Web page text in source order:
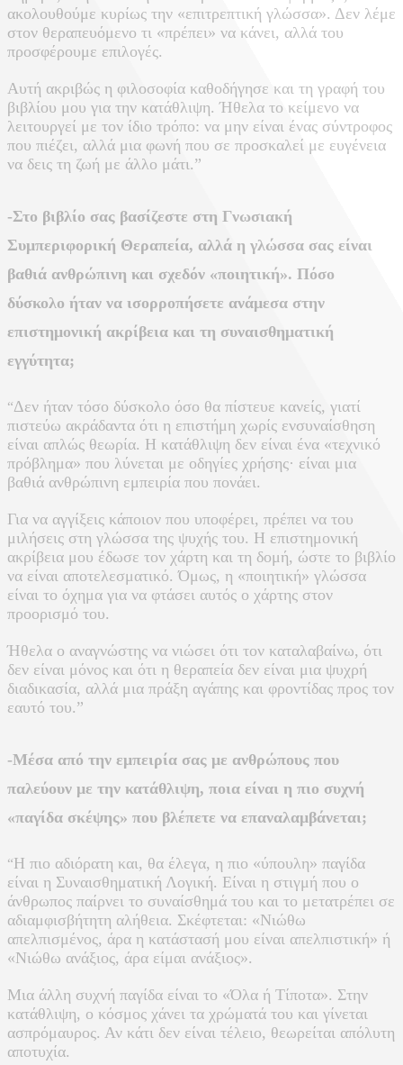
ακολουθούμε κυρίως την «επιτρεπτική γλώσσα». Δεν λέμε
στον θεραπευόμενο τι «πρέπει» να κάνει, αλλά του
προσφέρουμε επιλογές.
Αυτή ακριβώς η φιλοσοφία καθοδήγησε και τη γραφή του
βιβλίου μου για την κατάθλιψη. Ήθελα το κείμενο να
λειτουργεί με τον ίδιο τρόπο: να μην είναι ένας σύντροφος
που πιέζει, αλλά μια φωνή που σε προσκαλεί με ευγένεια
να δεις τη ζωή με άλλο μάτι.”
-Στο βιβλίο σας βασίζεστε στη Γνωσιακή
Συμπεριφορική Θεραπεία, αλλά η γλώσσα σας είναι
βαθιά ανθρώπινη και σχεδόν «ποιητική». Πόσο
δύσκολο ήταν να ισορροπήσετε ανάμεσα στην
επιστημονική ακρίβεια και τη συναισθηματική
εγγύτητα;
“Δεν ήταν τόσο δύσκολο όσο θα πίστευε κανείς, γιατί
πιστεύω ακράδαντα ότι η επιστήμη χωρίς ενσυναίσθηση
είναι απλώς θεωρία. Η κατάθλιψη δεν είναι ένα «τεχνικό
πρόβλημα» που λύνεται με οδηγίες χρήσης· είναι μια
βαθιά ανθρώπινη εμπειρία που πονάει.
Για να αγγίξεις κάποιον που υποφέρει, πρέπει να του
μιλήσεις στη γλώσσα της ψυχής του. Η επιστημονική
ακρίβεια μου έδωσε τον χάρτη και τη δομή, ώστε το βιβλίο
να είναι αποτελεσματικό. Όμως, η «ποιητική» γλώσσα
είναι το όχημα για να φτάσει αυτός ο χάρτης στον
προορισμό του.
Ήθελα ο αναγνώστης να νιώσει ότι τον καταλαβαίνω, ότι
δεν είναι μόνος και ότι η θεραπεία δεν είναι μια ψυχρή
διαδικασία, αλλά μια πράξη αγάπης και φροντίδας προς τον
εαυτό του.”
-Μέσα από την εμπειρία σας με ανθρώπους που
παλεύουν με την κατάθλιψη, ποια είναι η πιο συχνή
«παγίδα σκέψης» που βλέπετε να επαναλαμβάνεται;
“Η πιο αδιόρατη και, θα έλεγα, η πιο «ύπουλη» παγίδα
είναι η Συναισθηματική Λογική. Είναι η στιγμή που ο
άνθρωπος παίρνει το συναίσθημά του και το μετατρέπει σε
αδιαμφισβήτητη αλήθεια. Σκέφτεται: «Νιώθω
απελπισμένος, άρα η κατάστασή μου είναι απελπιστική» ή
«Νιώθω ανάξιος, άρα είμαι ανάξιος».
Μια άλλη συχνή παγίδα είναι το «Όλα ή Τίποτα». Στην
κατάθλιψη, ο κόσμος χάνει τα χρώματά του και γίνεται
ασπρόμαυρος. Αν κάτι δεν είναι τέλειο, θεωρείται απόλυτη
αποτυχία.